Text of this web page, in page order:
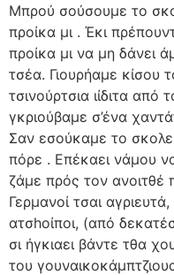
Μπρού σούσουμε το
προίκα μι . Έκι
προίκα μι να μη δάνει
τσέα. Γιουρήαμε κίσου
τσινούρτσια ιίδιτα από
γκριούβαμε σ’ένα
Σαν εσούκαμε το
πόρε . Επέκαει νάμου
ζάμε πρός τον ανοιτθέ
Γερμανοί τσαι
ατσhοίποι, (από
σι ήγκιαει βάντε τθα
του